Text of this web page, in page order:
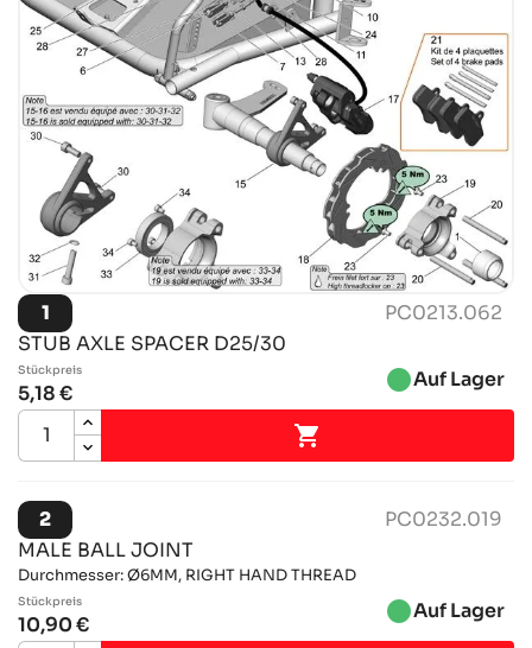
1
PC0213.062
STUB AXLE SPACER D25/30
Stückpreis
5,18 € brightness_1Auf Lager

2
PC0232.019
MALE BALL JOINT
Durchmesser: Ø6MM, RIGHT HAND THREAD
Stückpreis
10,90 € brightness_1Auf Lager